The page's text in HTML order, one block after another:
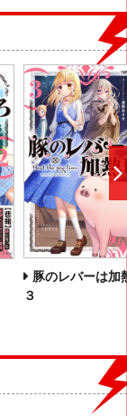
豚のレバーは加
３